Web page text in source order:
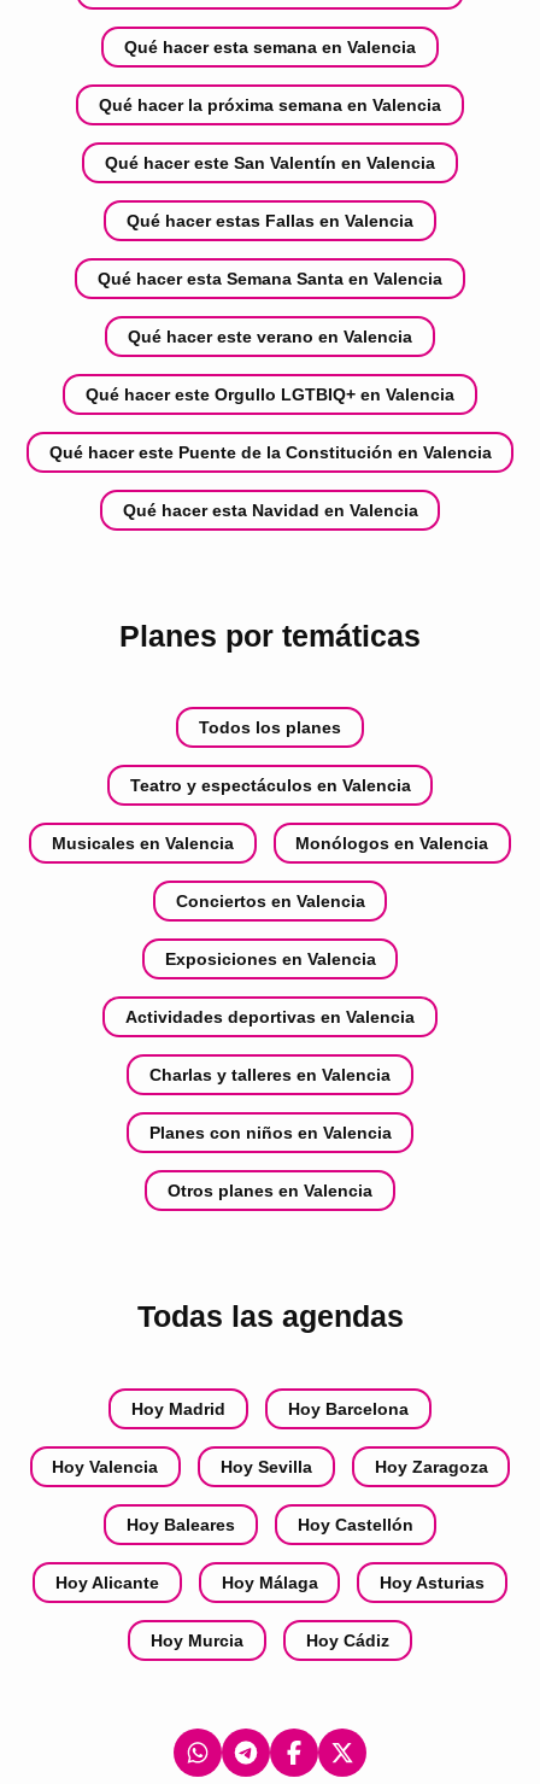
Qué hacer esta semana en Valencia
Qué hacer la próxima semana en Valencia
Qué hacer este San Valentín en Valencia
Qué hacer estas Fallas en Valencia
Qué hacer esta Semana Santa en Valencia
Qué hacer este verano en Valencia
Qué hacer este Orgullo LGTBIQ+ en Valencia
Qué hacer este Puente de la Constitución en Valencia
Qué hacer esta Navidad en Valencia
Planes por temáticas
Todos los planes
Teatro y espectáculos en Valencia
Musicales en Valencia Monólogos en Valencia
Conciertos en Valencia
Exposiciones en Valencia
Actividades deportivas en Valencia
Charlas y talleres en Valencia
Planes con niños en Valencia
Otros planes en Valencia
Todas las agendas
Hoy Madrid Hoy Barcelona
Hoy Valencia Hoy Sevilla Hoy Zaragoza
Hoy Baleares Hoy Castellón
Hoy Alicante Hoy Málaga Hoy Asturias
Hoy Murcia Hoy Cádiz